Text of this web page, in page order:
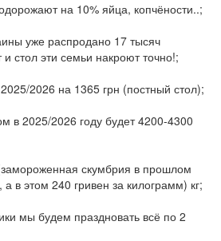
на 10% яйца, копчёности..;
уже распродано 17 тысяч
и стол эти семьи накроют точно!;
2026 на 1365 грн (постный стол);
в 2025/2026 году будет 4200-4300
скумбрия в прошлом
а в этом 240 гривен за килограмм) кг;
мы будем праздновать всё по 2